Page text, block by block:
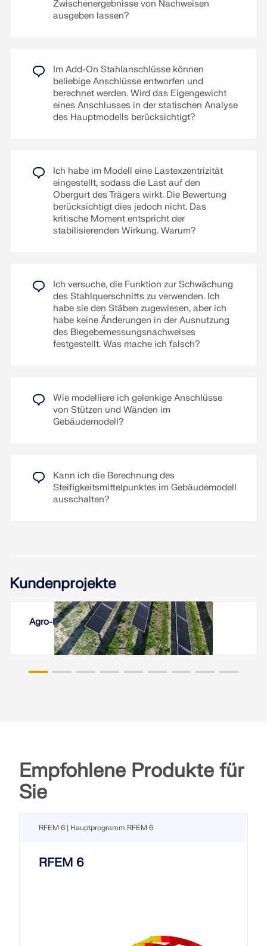
seismische Bauteile vom Typ "Strebe" definiert
werden, die die axiale BRB-Bemessung gemäß
Weiterlesen
Flächen führen. Der Grenzwert für die maximal
zulässige plastische Dehnung kann in der
(Flächen/Volumenkörper) durchgeführt und ist für
alle Normen verfügbar.
Zum Erklärvideo
Weiterlesen
Stirnplatten, Fußplatten sowie Platte-zu-Platte-
Verbindungen bemaßt werden. Die automatische
Bemaßung kann im ausklappbaren Navigator
rechts aktiviert werden. Die erzeugten Maßketten
lassen sich löschen und verschieben.
Zwischenergebnisse von Nachweisen
ausgeben lassen?
Im Add-On Stahlanschlüsse können
beliebige Anschlüsse entworfen und
berechnet werden. Wird das Eigengewicht
eines Anschlusses in der statischen Analyse
des Hauptmodells berücksichtigt?
Ich habe im Modell eine Lastexzentrizität
eingestellt, sodass die Last auf den
Obergurt des Trägers wirkt. Die Bewertung
berücksichtigt dies jedoch nicht. Das
kritische Moment entspricht der
stabilisierenden Wirkung. Warum?
Ich versuche, die Funktion zur Schwächung
des Stahlquerschnitts zu verwenden. Ich
habe sie den Stäben zugewiesen, aber ich
habe keine Änderungen in der Ausnutzung
des Biegebemessungsnachweises
festgestellt. Was mache ich falsch?
Wie modelliere ich gelenkige Anschlüsse
von Stützen und Wänden im
Gebäudemodell?
Kann ich die Berechnung des
Steifigkeitsmittelpunktes im Gebäudemodell
ausschalten?
Kundenprojekte
Agro-Photovoltaikanlagen Vineyard, Italien
Empfohlene Produkte für
Sie
RFEM 6 | Hauptprogramm RFEM 6
RFEM 6